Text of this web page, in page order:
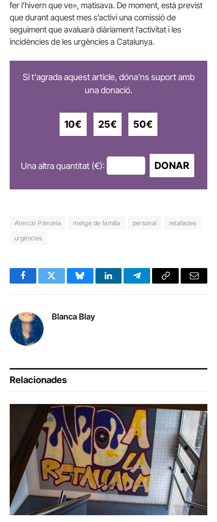
fer l’hivern que ve», matisava. De moment, està previst
que durant aquest mes s’activi una comissió de
seguiment que avaluarà diàriament l’activitat i les
incidències de les urgències a Catalunya.
Si t'agrada aquest article, dóna'ns suport amb
una donació.
10€ 25€ 50€
Una altra quantitat (€): DONAR
Atenció Primària metge de família personal
retallades
urgències
FacebookTwitter BlueskyLinkedInTelegramCopy
Email
Blanca Blay
Relacionades